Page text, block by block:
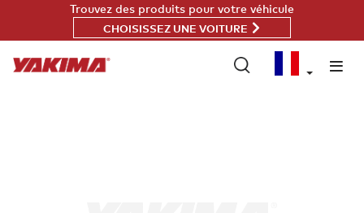
Trouvez des produits pour votre véhicule
CHOISISSEZ UNE VOITURE